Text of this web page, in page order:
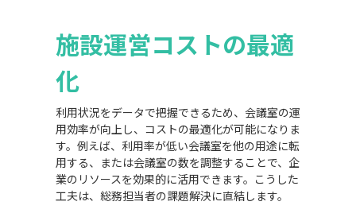
施設運営コストの最適
化
利用状況をデータで把握できるため、会議室の運
用効率が向上し、コストの最適化が可能になりま
す。例えば、利用率が低い会議室を他の用途に転
用する、または会議室の数を調整することで、企
業のリソースを効果的に活用できます。こうした
工夫は、総務担当者の課題解決に直結します。